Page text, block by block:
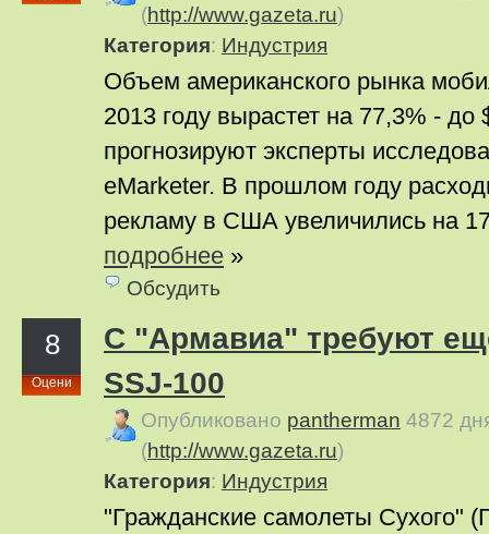
(http://www.gazeta.ru)
Категория: Индустрия
Объем американского рынка
2013 году вырастет на 77,3% - до
прогнозируют эксперты
eMarketer. В прошлом году
рекламу в США увеличились на
подробнее »
Обсудить
8
Оцени
С "Армавиа" требуют
SSJ-100
Опубликовано pantherman 4872
(http://www.gazeta.ru)
Категория: Индустрия
"Гражданские самолеты Сухого"